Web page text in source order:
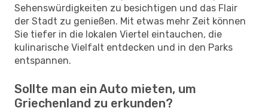
Sehenswürdigkeiten zu besichtigen und das Flair
der Stadt zu genießen. Mit etwas mehr Zeit können
Sie tiefer in die lokalen Viertel eintauchen, die
kulinarische Vielfalt entdecken und in den Parks
entspannen.
Sollte man ein Auto mieten, um
Griechenland zu erkunden?